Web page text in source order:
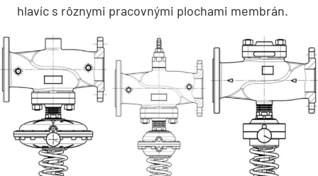
hlavíc s rôznymi pracovnými plochami membrán.